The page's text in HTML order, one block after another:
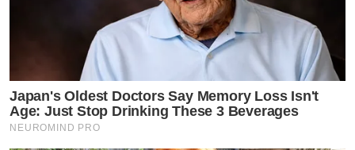
Japan's Oldest Doctors Say Memory Loss Isn't
Age: Just Stop Drinking These 3 Beverages
NEUROMIND PRO